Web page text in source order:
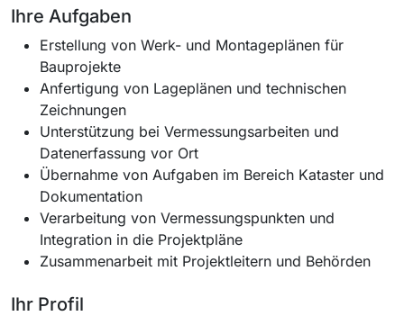
Ihre Aufgaben
Erstellung von Werk- und Montageplänen für
Bauprojekte
Anfertigung von Lageplänen und technischen
Zeichnungen
Unterstützung bei Vermessungsarbeiten und
Datenerfassung vor Ort
Übernahme von Aufgaben im Bereich Kataster und
Dokumentation
Verarbeitung von Vermessungspunkten und
Integration in die Projektpläne
Zusammenarbeit mit Projektleitern und Behörden
Ihr Profil